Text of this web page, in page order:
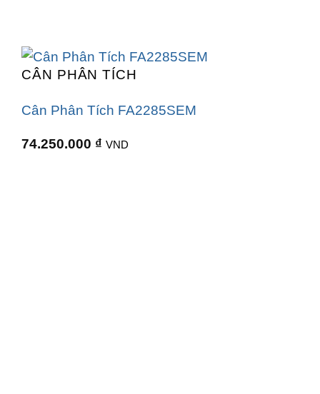
CÂN PHÂN TÍCH
Cân Phân Tích FA2285SEM
74.250.000 ₫ VND